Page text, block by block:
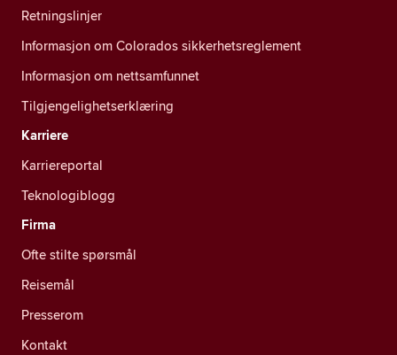
Retningslinjer
Informasjon om Colorados sikkerhetsreglement
Informasjon om nettsamfunnet
Tilgjengelighetserklæring
Karriere
Karriereportal
Teknologiblogg
Firma
Ofte stilte spørsmål
Reisemål
Presserom
Kontakt